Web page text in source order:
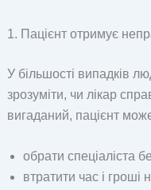
1. Пацієнт отримує
У більшості випадків
зрозуміти, чи лікар
вигаданий, пацієнт
обрати спеціаліста
втратити час і гроші